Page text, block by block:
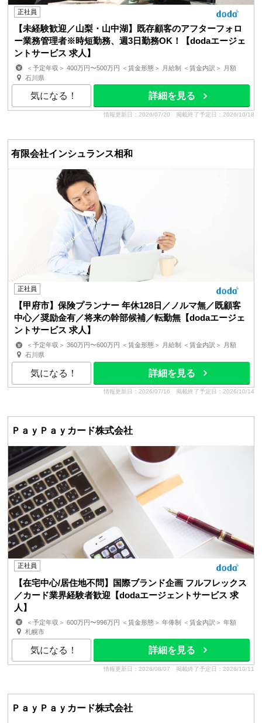
正社員
【未経験歓迎／山梨・山中湖】既存顧客のアフターフォロ
ー業務管理者※時短勤務、週3日勤務OK！【dodaエージェ
ントサービス 求人】
＜予定年収＞ 400万円〜500万円 ＜賃金形態＞ 月給制 ＜賃金内訳＞ 月額
（基本給）：250,000円〜300,000円 固定残業手当/...
石川県
気になる！ 詳細を見る
情報更新日：2026/07/20 掲載終了予定日：2026/10/18
有限会社インシュランス相和
正社員
【甲府市】保険プランナー 年休128日／ノルマ無／既顧客
中心／奨励金有／将来の幹部候補／転勤無【dodaエージェ
ントサービス 求人】
＜予定年収＞ 360万円〜600万円 ＜賃金形態＞ 月給制 ＜賃金内訳＞ 月額
（基本給）：170,000円 その他固定手当/月：89,400...
石川県
気になる！ 詳細を見る
情報更新日：2026/07/16 掲載終了予定日：2026/10/14
ＰａｙＰａｙカード株式会社
正社員
【在宅中心/居住地不問】国際ブランド企画 フルフレックス
／カード業界経験者歓迎【dodaエージェントサービス 求
人】
＜予定年収＞ 600万円〜996万円 ＜賃金形態＞ 年俸制 ＜賃金内訳＞ 年額
（基本給）：6,000,000円〜9,960,000円 ＜月...
札幌市
気になる！ 詳細を見る
情報更新日：2026/08/07 掲載終了予定日：2026/10/11
ＰａｙＰａｙカード株式会社